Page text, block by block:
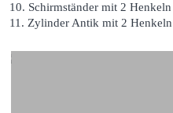
10. Schirmständer mit 2
11. Zylinder Antik mit 2